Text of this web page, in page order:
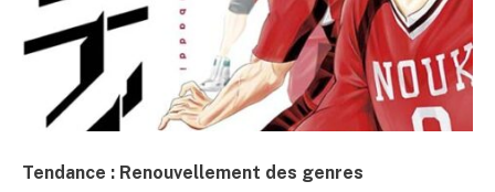
Tendance : Renouvellement des genres